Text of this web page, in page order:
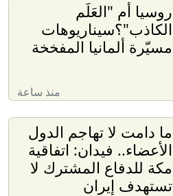
روسيا أم "العَلَم
الكاذب"؟سيناريوهات
مسيّرة ألمانيا المفخخة
منذ ساعة
ما دامت لا تهاجم الدول
الأعضاء.. فيدان: اتفاقية
مكة للدفاع المشترك لا
تستهدف إيران